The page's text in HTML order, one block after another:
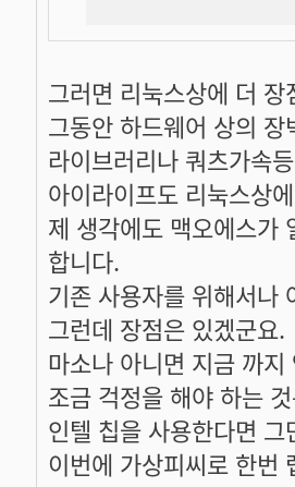
그러면 리눅스상에 더
그동안 하드웨어 상의
라이브러리나 쿼츠가속
아이라이프도 리눅스상
제 생각에도 맥오에스가
합니다.
기존 사용자를 위해서나
그런데 장점은 있겠군요.
마소나 아니면 지금 까
조금 걱정을 해야 하는
인텔 칩을 사용한다면
이번에 가상피씨로 한번